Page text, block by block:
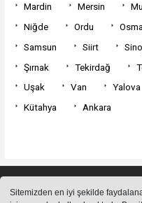
Sitemizden en iyi şekilde
Mardin
Mersin
Niğde
Ordu
Samsun
Siirt
Şırnak
Tekirdağ
Uşak
Van Yalova
Kütahya
Ankara